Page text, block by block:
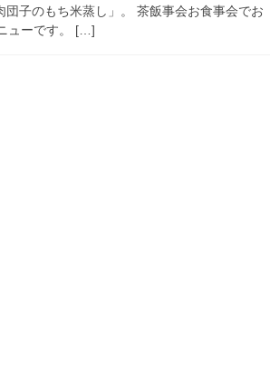
子のもち米蒸し」。 茶飯事会お食事会でお
ューです。 […]